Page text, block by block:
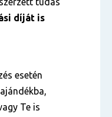
díját is
esetén
Te is